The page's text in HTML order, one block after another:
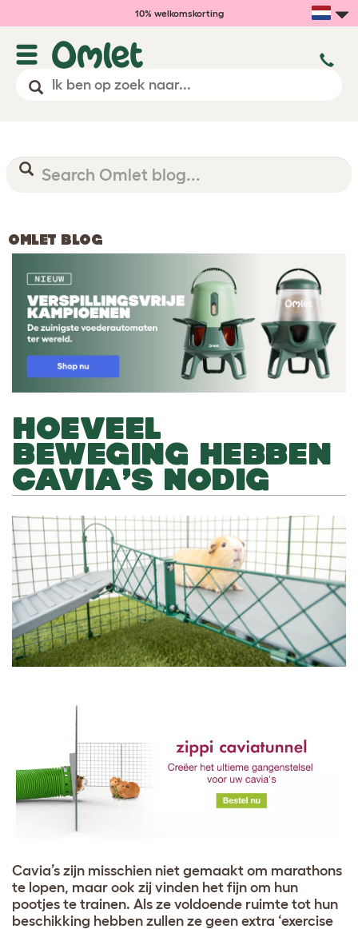
10% welkomskorting
OMLET BLOG
HOEVEEL
BEWEGING HEBBEN
CAVIA’S NODIG
Cavia’s zijn misschien niet gemaakt om marathons
te lopen, maar ook zij vinden het fijn om hun
pootjes te trainen. Als ze voldoende ruimte tot hun
beschikking hebben zullen ze geen extra ‘exercise